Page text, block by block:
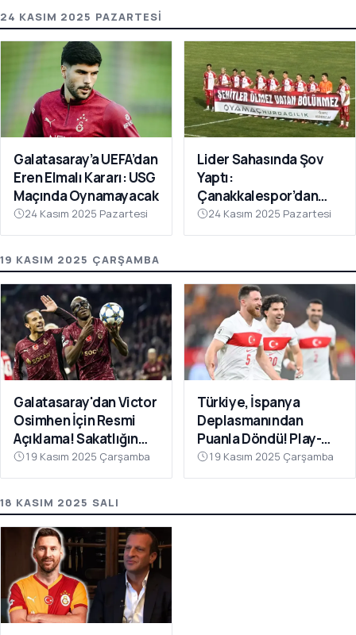
24 KASIM 2025 PAZARTESI
Galatasaray’a UEFA’dan
Eren Elmalı Kararı: USG
Maçında Oynamayacak
24 Kasım 2025 Pazartesi
Lider Sahasında Şov
Yaptı:
Çanakkalespor’dan
Farklı Galibiyet
24 Kasım 2025 Pazartesi
19 KASIM 2025 ÇARŞAMBA
Galatasaray'dan Victor
Osimhen İçin Resmi
Açıklama! Sakatlığın
Son Durumu Belli Oldu
19 Kasım 2025 Çarşamba
Türkiye, İspanya
Deplasmanından
Puanla Döndü! Play-
Off Öncesi Moral: 2-2
19 Kasım 2025 Çarşamba
18 KASIM 2025 SALI